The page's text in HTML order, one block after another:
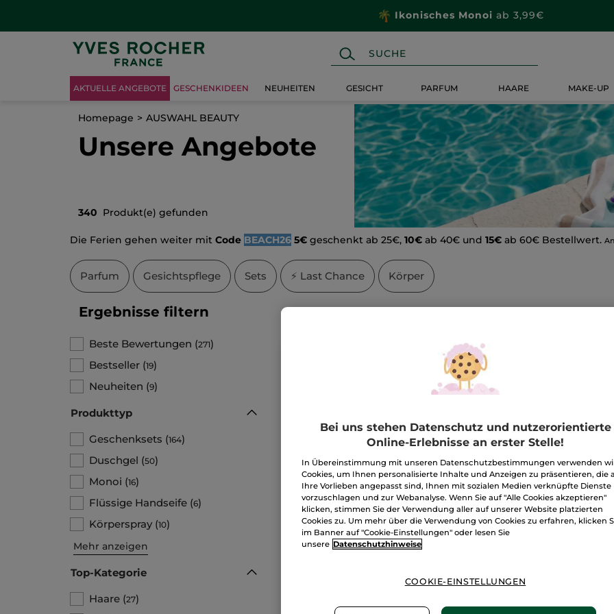
Wähle deinGeschenkmit deiner Bestellung ab 20€*
AKTUELLE ANGEBOTE GESCHENKIDEEN NEUHEITEN GESICHT PARFUM HAARE MAKE-UP
Homepage AUSWAHL BEAUTY
Unsere Angebote
340 Produkt(e) gefunden
Die Ferien gehen weiter mit Code BEACH26 5€ geschenkt ab 25€, 10€ ab 40€ und 15€ ab 60€ Bestellwert.
Parfum Gesichtspflege Sets ⚡ Last Chance Körper
Ergebnisse filtern
Beste Bewertungen (271)
Bestseller (19)
Neuheiten (9)
Produkttyp
Geschenksets (164)
Duschgel (50)
Monoi (16)
Flüssige Handseife (6)
Körperspray (10)
Mehr anzeigen
Top-Kategorie
Haare (27)
Ondes Positives - Eau
de Parfum
Zerstäuber 50 ml
(283)
Monoi Handcreme &
Duft-Set
1 Stück
(71)
Monoi
1 Stück
Bei uns stehen Datenschutz und nutzerorientierte
Online-Erlebnisse an erster Stelle!
In Übereinstimmung mit unseren Datenschutzbestimmungen verwenden
Cookies, um Ihnen personalisierte Inhalte und Anzeigen zu präsentieren, die
Ihre Vorlieben angepasst sind, Ihnen mit sozialen Medien verknüpfte Dienste
vorzuschlagen und zur Webanalyse. Wenn Sie auf "Alle Cookies akzeptieren"
klicken, stimmen Sie der Verwendung aller auf unserer Website platzierten
Cookies zu. Um mehr über die Verwendung von Cookies zu erfahren, klicken
im Banner auf "Cookie-Einstellungen" oder lesen Sie
unsere Datenschutzhinweise
COOKIE-EINSTELLUNGEN